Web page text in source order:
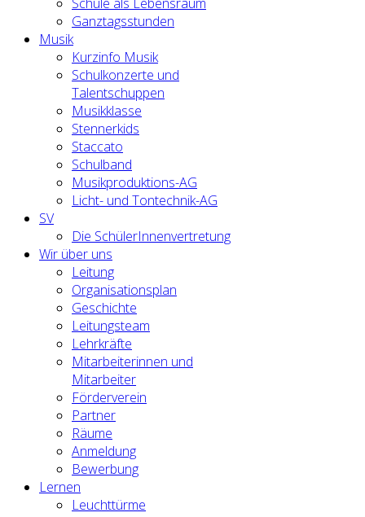
Ganztagsstunden
Musik
Kurzinfo Musik
Schulkonzerte und
Talentschuppen
Musikklasse
Stennerkids
Staccato
Schulband
Musikproduktions-AG
Licht- und Tontechnik-AG
SV
Die SchülerInnenvertretung
Wir über uns
Leitung
Organisationsplan
Geschichte
Leitungsteam
Lehrkräfte
Mitarbeiterinnen und
Mitarbeiter
Förderverein
Partner
Räume
Anmeldung
Bewerbung
Lernen
Leuchttürme